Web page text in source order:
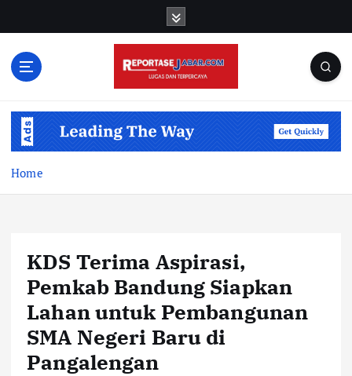
Home
KDS Terima Aspirasi,
Pemkab Bandung Siapkan
Lahan untuk Pembangunan
SMA Negeri Baru di
Pangalengan